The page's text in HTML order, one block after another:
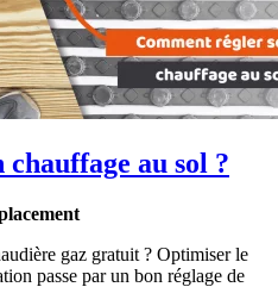
au sol ?
gaz gratuit ? Optimiser le
passe par un bon réglage de